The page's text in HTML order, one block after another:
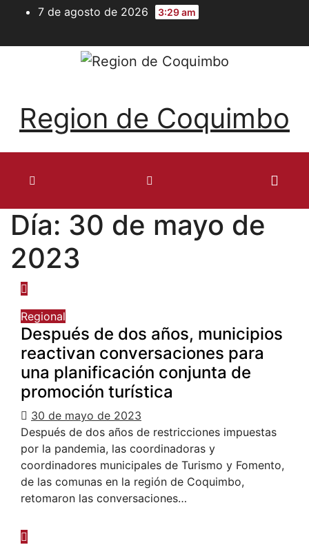
7 de agosto de 2026 3:29 am
Region de Coquimbo
Día: 30 de mayo de
2023
Regional
Después de dos años, municipios
reactivan conversaciones para
una planificación conjunta de
promoción turística
30 de mayo de 2023
Después de dos años de restricciones impuestas
por la pandemia, las coordinadoras y
coordinadores municipales de Turismo y Fomento,
de las comunas en la región de Coquimbo,
retomaron las conversaciones…